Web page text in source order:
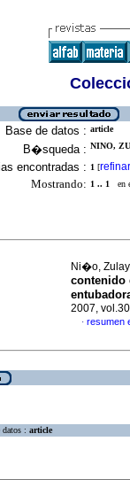
Base de datos : article
B�squeda : NINO,
encontradas : 1 [refinar
Mostrando: 1 .. 1 en
Ni�o,
contenido
2007,
· resumen
datos : article